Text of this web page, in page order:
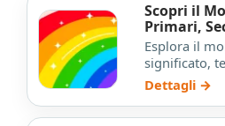
Scopri il
Primari,
Significato
Esplora il
significato,
primari,
Dettagli →